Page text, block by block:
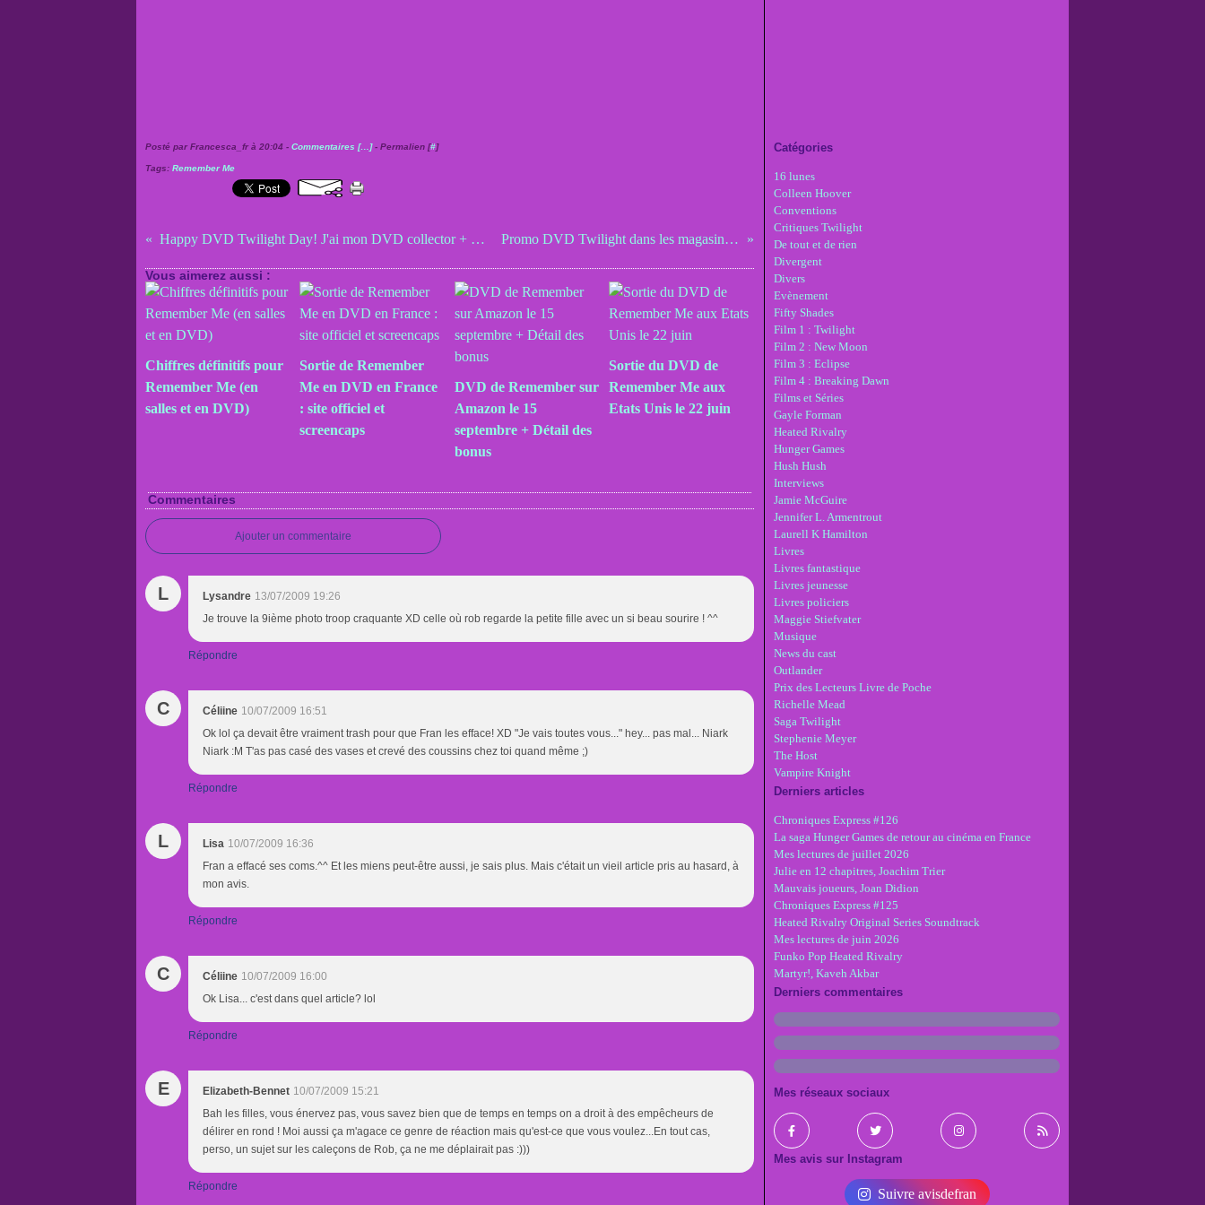
Posté par Francesca_fr à 20:04 - Commentaires [… ]- Permalien [#]
Tags: Remember Me
Happy DVD Twilight Day! J'ai mon DVD collector + les goodies! Promo DVD Twilight dans les magasins français
Vous aimerez aussi :
Chiffres définitifs pour
Remember Me (en
salles et en DVD)
Sortie de Remember
Me en DVD en France
: site officiel et
screencaps
DVD de Remember sur
Amazon le 15
septembre + Détail des
bonus
Sortie du DVD de
Remember Me aux
Etats Unis le 22 juin
Commentaires
Ajouter un commentaire
L Lysandre 13/07/2009 19:26
Je trouve la 9ième photo troop craquante XD celle où rob regarde la petite fille avec un si beau sourire ! ^^
Répondre
C Céliine 10/07/2009 16:51
Ok lol ça devait être vraiment trash pour que Fran les efface! XD "Je vais toutes vous..." hey... pas mal... Niark
Niark :M T'as pas casé des vases et crevé des coussins chez toi quand même ;)
Répondre
L Lisa 10/07/2009 16:36
Fran a effacé ses coms.^^ Et les miens peut-être aussi, je sais plus. Mais c'était un vieil article pris au hasard, à
mon avis.
Répondre
C Céliine 10/07/2009 16:00
Ok Lisa... c'est dans quel article? lol
Répondre
E Elizabeth-Bennet 10/07/2009 15:21
Bah les filles, vous énervez pas, vous savez bien que de temps en temps on a droit à des empêcheurs de
délirer en rond ! Moi aussi ça m'agace ce genre de réaction mais qu'est-ce que vous voulez...En tout cas,
perso, un sujet sur les caleçons de Rob, ça ne me déplairait pas :)))
Répondre
Catégories
16 lunes
Colleen Hoover
Conventions
Critiques Twilight
De tout et de rien
Divergent
Divers
Evènement
Fifty Shades
Film 1 : Twilight
Film 2 : New Moon
Film 3 : Eclipse
Film 4 : Breaking Dawn
Films et Séries
Gayle Forman
Heated Rivalry
Hunger Games
Hush Hush
Interviews
Jamie McGuire
Jennifer L. Armentrout
Laurell K Hamilton
Livres
Livres fantastique
Livres jeunesse
Livres policiers
Maggie Stiefvater
Musique
News du cast
Outlander
Prix des Lecteurs Livre de Poche
Richelle Mead
Saga Twilight
Stephenie Meyer
The Host
Vampire Knight
Derniers articles
Chroniques Express #126
La saga Hunger Games de retour au cinéma en France
Mes lectures de juillet 2026
Julie en 12 chapitres, Joachim Trier
Mauvais joueurs, Joan Didion
Chroniques Express #125
Heated Rivalry Original Series Soundtrack
Mes lectures de juin 2026
Funko Pop Heated Rivalry
Martyr!, Kaveh Akbar
Derniers commentaires
Mes réseaux sociaux
Mes avis sur Instagram
Suivre avisdefran